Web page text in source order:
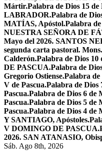
Mártir.Palabra de Dios 15
LABRADOR.Palabra de
MATÍAS, Apóstol.Palabra
NUESTRA SEÑORA DE
Mayo del 2026. SANTOS
segunda carta pastoral.
Calderón.Palabra de Dios
DE PASCUA.Palabra de
Gregorio Ostiense.Palabra de
V de Pascua.Palabra de Dios
Pascua.Palabra de Dios 6 de
Pascua.Palabra de Dios 5 de
Pascua.Palabra de Dios 4 de
Y SANTIAGO, Apóstoles.
V DOMINGO DE PASCUA.
2026. SAN ATANASIO,
Sáb. Ago 8th, 2026